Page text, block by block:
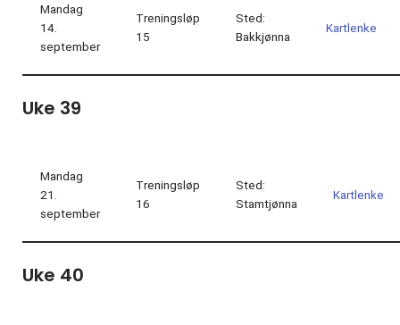
Mandag
14.
september
Treningsløp
15
Sted:
Bakkjønna
Kartlenke
Uke 39
Mandag
21.
september
Treningsløp
16
Sted:
Stamtjønna
Kartlenke
Uke 40